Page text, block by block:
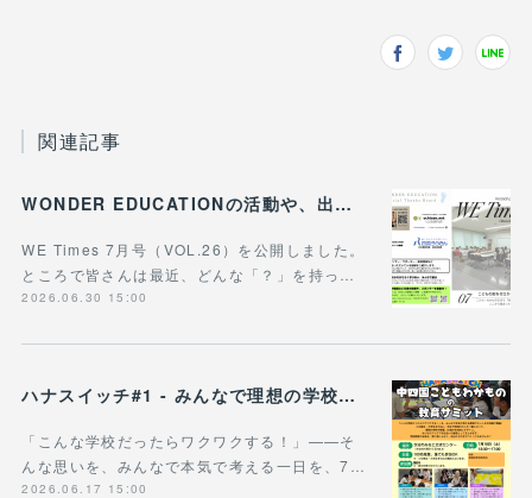
関連記事
WONDER EDUCATIONの活動や、出張講座・講演のご案内をまとめた 『WE Times #26』を公開しました！
WE Times 7月号（VOL.26）を公開しました。
ところで皆さんは最近、どんな「？」を持っ…
2026.06.30 15:00
ハナスイッチ#1 - みんなで理想の学校や学びの未来を考える新企画、スタート！
「こんな学校だったらワクワクする！」——そ
んな思いを、みんなで本気で考える一日を、7…
2026.06.17 15:00